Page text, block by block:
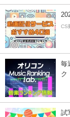
CS
毎
ク
試